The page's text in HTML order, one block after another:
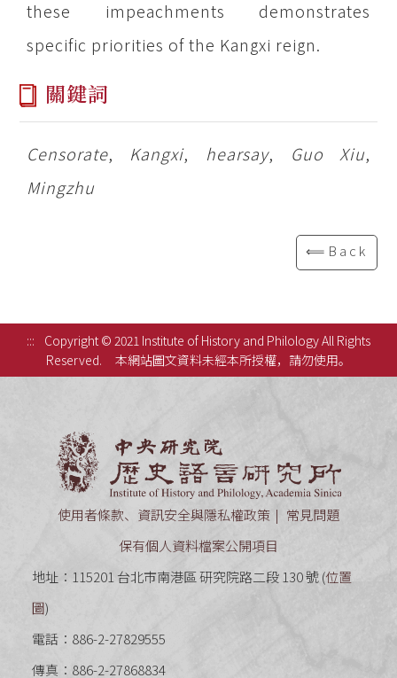
these impeachments demonstrates
specific priorities of the Kangxi reign.
關鍵詞
Censorate, Kangxi, hearsay, Guo Xiu,
Mingzhu
⟸Back
:::
Copyright © 2021 Institute of History and Philology All Rights
Reserved.
本網站圖文資料未經本所授權，請勿使用。
使用者條款、資訊安全與隱私權政策
常見問題
保有個人資料檔案公開項目
地址：115201 台北市南港區 研究院路二段 130 號 (位置
圖)
電話：886-2-27829555
傳真：886-2-27868834